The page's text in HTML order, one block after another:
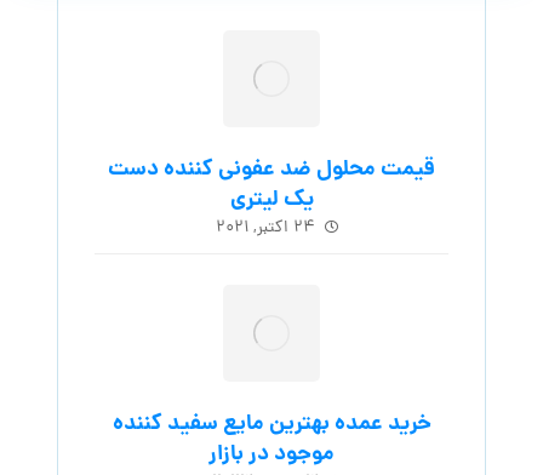
قیمت محلول ضد عفونی کننده دست
یک لیتری
۲۴ اکتبر, ۲۰۲۱
خرید عمده بهترین مایع سفید کننده
موجود در بازار